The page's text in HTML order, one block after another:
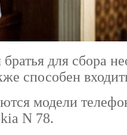
для сбора
способен
модели
N 78.